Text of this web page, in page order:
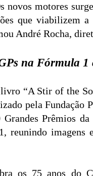
novos motores
que viabilizem a
André Rocha,
na Fórmula 1
“A Stir of the
pela
Prêmios
reunindo imagens
os 75 anos do